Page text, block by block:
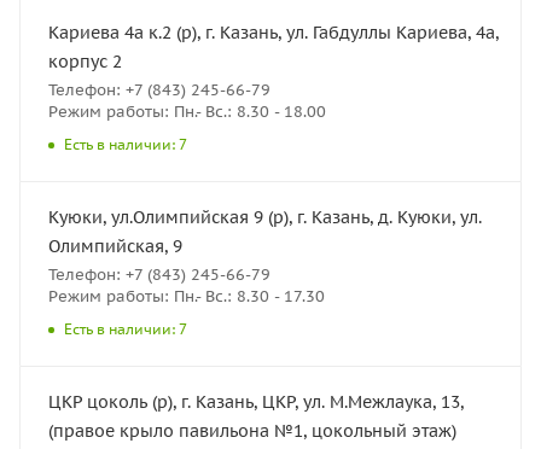
Кариева 4а к.2 (р), г. Казань, ул. Габдуллы Кариева, 4а,
корпус 2
Телефон: +7 (843) 245-66-79
Режим работы: Пн.- Вс.: 8.30 - 18.00
Есть в наличии: 7
Куюки, ул.Олимпийская 9 (р), г. Казань, д. Куюки, ул.
Олимпийская, 9
Телефон: +7 (843) 245-66-79
Режим работы: Пн.- Вс.: 8.30 - 17.30
Есть в наличии: 7
ЦКР цоколь (р), г. Казань, ЦКР, ул. М.Межлаука, 13,
(правое крыло павильона №1, цокольный этаж)